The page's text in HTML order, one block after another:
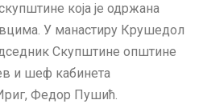
која је одржана
У манастиру Крушедол
Скупштине општине
и шеф кабинета
Федор Пушић.